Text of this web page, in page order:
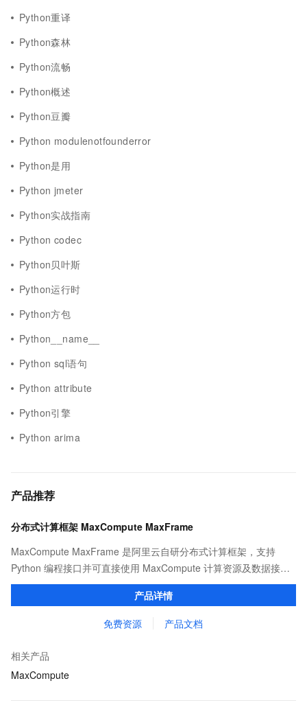
Python重译
Python森林
Python流畅
Python概述
Python豆瓣
Python modulenotfounderror
Python是用
Python jmeter
Python实战指南
Python codec
Python贝叶斯
Python运行时
Python方包
Python__name__
Python sql语句
Python attribute
Python引擎
Python arima
产品推荐
分布式计算框架 MaxCompute MaxFrame
MaxCompute MaxFrame 是阿里云自研分布式计算框架，支持
Python 编程接口并可直接使用 MaxCompute 计算资源及数据接
口，与 MaxCompute Notebook、镜像管理等功能共同构成
MaxCompute 完整 Python 开发生态。
产品详情
免费资源 产品文档
相关产品
MaxCompute